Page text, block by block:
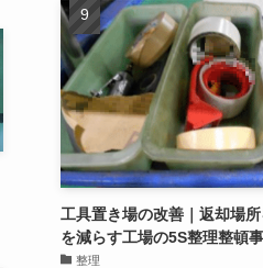
工具置き場の改善｜返却場
を減らす工場の5S整理整頓
整理